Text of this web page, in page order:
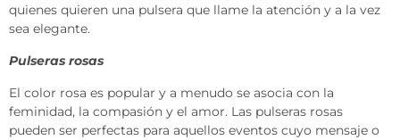
quienes quieren una pulsera que llame la atención y a la vez
sea elegante.
Pulseras rosas
El color rosa es popular y a menudo se asocia con la
feminidad, la compasión y el amor. Las pulseras rosas
pueden ser perfectas para aquellos eventos cuyo mensaje o